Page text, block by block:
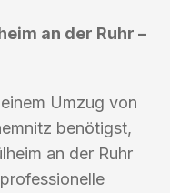
an der Ruhr –
Umzug von
benötigst,
an der Ruhr